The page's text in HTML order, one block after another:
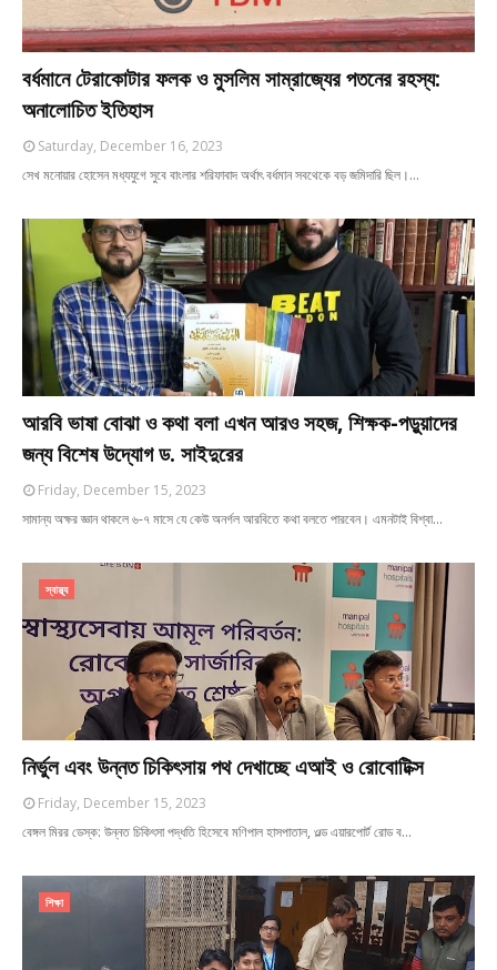
বর্ধমানে টেরাকোটার ফলক ও মুসলিম সাম্রাজ্যের পতনের রহস্য:
অনালোচিত ইতিহাস
Saturday, December 16, 2023
সেখ মনোয়ার হোসেন মধ্যযুগে সুবে বাংলার শরিফাবাদ অর্থাৎ বর্ধমান সবথেকে বড় জমিদারি ছিল।…
আরবি ভাষা বোঝা ও কথা বলা এখন আরও সহজ, শিক্ষক-পড়ুয়াদের
জন্য বিশেষ উদ্যোগ ড. সাইদুরের
Friday, December 15, 2023
সামান্য অক্ষর জ্ঞান থাকলে ৬-৭ মাসে যে কেউ অনর্গল আরবিতে কথা বলতে পারবেন। এমনটাই বিশ্বা…
স্বাস্থ্য
নির্ভুল এবং উন্নত চিকিৎসায় পথ দেখাচ্ছে এআই ও রোবোটিক্স
Friday, December 15, 2023
বেঙ্গল মিরর ডেস্ক: উন্নত চিকিৎসা পদ্ধতি হিসেবে মণিপাল হাসপাতাল, ওল্ড এয়ারপোর্ট রোড ব…
শিক্ষা